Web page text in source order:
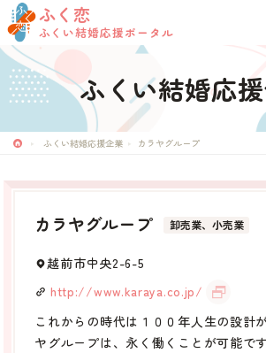
ふく恋
ふくい結婚応援ポータル
ふく恋
ふくい結婚応援ポータル
トップページ
お知らせ
マッチングシステム
成婚者の声
ふくい結婚応
ふくい結婚応援企業 カラヤグループ
カラヤグループ 卸売業、小売業
越前市中央2-6-5
http://www.karaya.co.jp/
これからの時代は１００年人生の設計
ヤグループは、永く働くことが可能で